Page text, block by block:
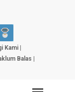
Kami |
Balas |
Menu